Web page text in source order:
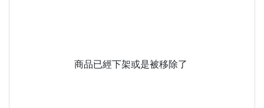
商品已經下架或是被移除了